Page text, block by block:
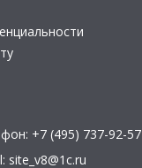
+7 (495) 737-92-57
site_v8@1c.ru